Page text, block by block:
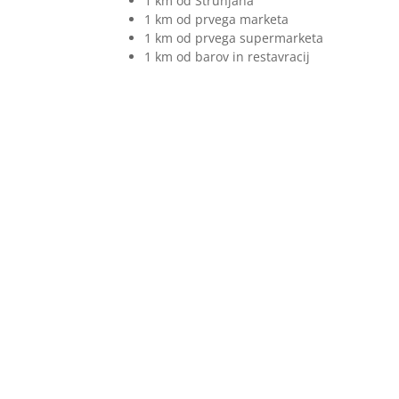
1 km od prvega marketa
1 km od prvega supermarketa
1 km od barov in restavracij